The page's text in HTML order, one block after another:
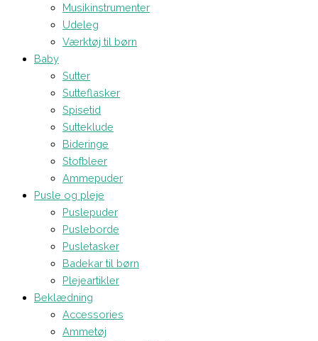
Musikinstrumenter
Udeleg
Værktøj til børn
Baby
Sutter
Sutteflasker
Spisetid
Sutteklude
Bideringe
Stofbleer
Ammepuder
Pusle og pleje
Puslepuder
Pusleborde
Pusletasker
Badekar til børn
Plejeartikler
Beklædning
Accessories
Ammetøj